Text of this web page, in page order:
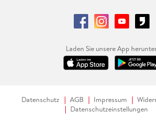
Laden Sie unsere App
Datenschutz AGB Impressum
Datenschutzeinstellungen